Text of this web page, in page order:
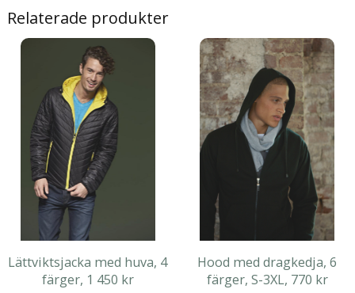
Relaterade produkter
Lättviktsjacka med huva, 4
färger, 1 450 kr
Hood med dragkedja, 6
färger, S-3XL, 770 kr